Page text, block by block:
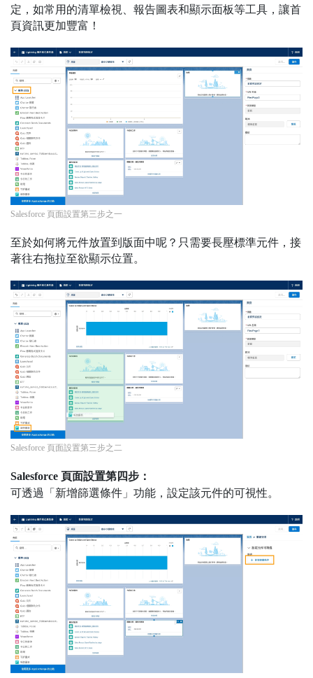
定，如常用的清單檢視、報告圖表和顯示面板等工具，讓首
頁資訊更加豐富！
Salesforce 頁面設置第三步之一
至於如何將元件放置到版面中呢？只需要長壓標準元件，接
著往右拖拉至欲顯示位置。
Salesforce 頁面設置第三步之二
Salesforce 頁面設置第四步：
可透過「新增篩選條件」功能，設定該元件的可視性。